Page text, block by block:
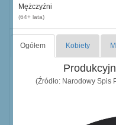
Mężczyźni
(64+ lata)
Ogółem Kobiety
(Źródło: Narodowy Spis